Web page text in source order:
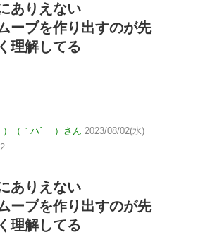
ありえない
ーブを作り出すのが先
理解してる
）（｀ハ´ ）さん 2023/08/02(水)
ありえない
ーブを作り出すのが先
理解してる